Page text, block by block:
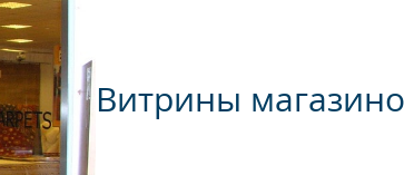
Витрины